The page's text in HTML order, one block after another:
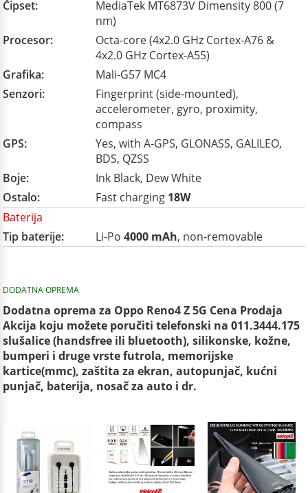
Čipset:
MediaTek MT6873V Dimensity 800 (7
nm)
Procesor:
Octa-core (4x2.0 GHz Cortex-A76 &
4x2.0 GHz Cortex-A55)
Grafika:
Mali-G57 MC4
Senzori:
Fingerprint (side-mounted),
accelerometer, gyro, proximity,
compass
GPS:
Yes, with A-GPS, GLONASS, GALILEO,
BDS, QZSS
Boje:
Ink Black, Dew White
Ostalo:
Fast charging 18W
Baterija
Tip baterije:
Li-Po 4000 mAh, non-removable
DODATNA OPREMA
Dodatna oprema za Oppo Reno4 Z 5G Cena Prodaja
Akcija koju možete poručiti telefonski na 011.3444.175
slušalice (handsfree ili bluetooth), silikonske, kožne,
bumperi i druge vrste futrola, memorijske
kartice(mmc), zaštita za ekran, autopunjač, kućni
punjač, baterija, nosač za auto i dr.